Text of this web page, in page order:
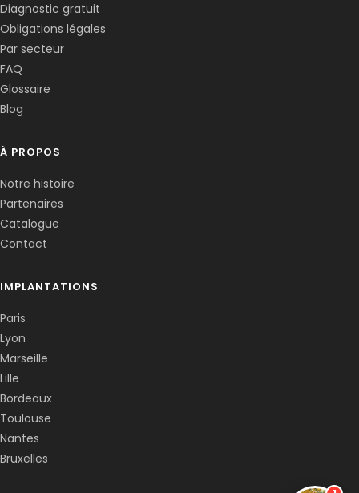
Diagnostic gratuit
Obligations légales
Par secteur
FAQ
Glossaire
Blog
À PROPOS
Notre histoire
Partenaires
Catalogue
Contact
IMPLANTATIONS
Paris
Lyon
Marseille
Lille
Bordeaux
Toulouse
Nantes
Bruxelles
Corentin · Easy to Change